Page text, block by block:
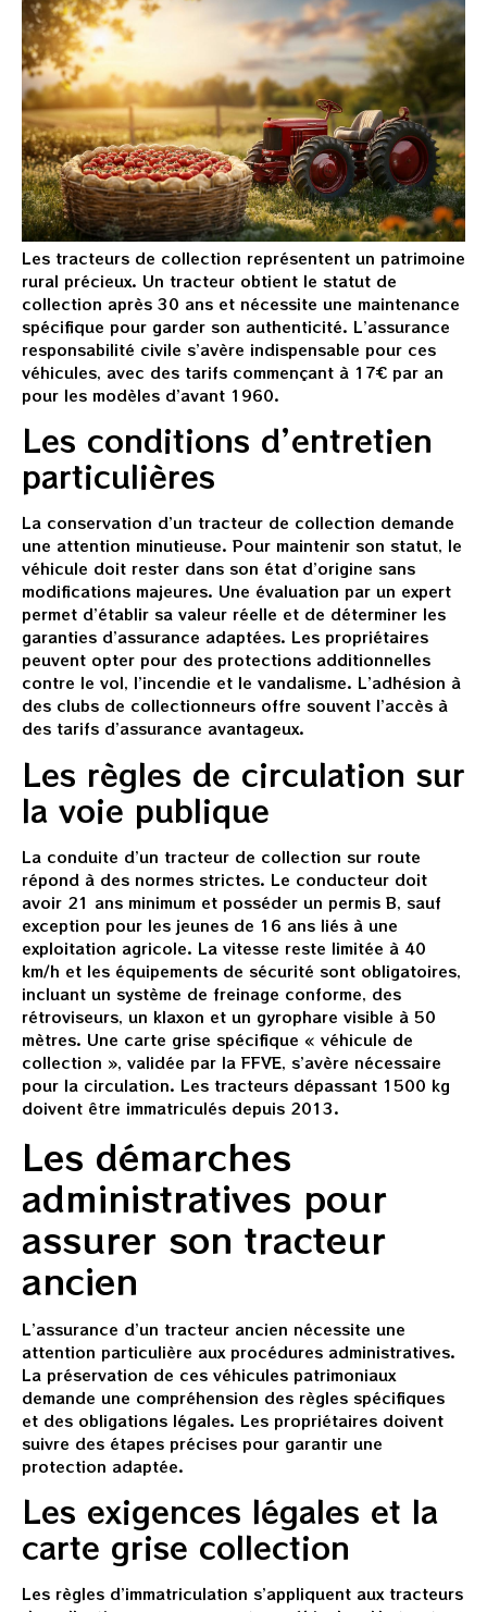
Les tracteurs de collection représentent un patrimoine
rural précieux. Un tracteur obtient le statut de
collection après 30 ans et nécessite une maintenance
spécifique pour garder son authenticité. L’assurance
responsabilité civile s’avère indispensable pour ces
véhicules, avec des tarifs commençant à 17€ par an
pour les modèles d’avant 1960.
Les conditions d’entretien
particulières
La conservation d’un tracteur de collection demande
une attention minutieuse. Pour maintenir son statut, le
véhicule doit rester dans son état d’origine sans
modifications majeures. Une évaluation par un expert
permet d’établir sa valeur réelle et de déterminer les
garanties d’assurance adaptées. Les propriétaires
peuvent opter pour des protections additionnelles
contre le vol, l’incendie et le vandalisme. L’adhésion à
des clubs de collectionneurs offre souvent l’accès à
des tarifs d’assurance avantageux.
Les règles de circulation sur
la voie publique
La conduite d’un tracteur de collection sur route
répond à des normes strictes. Le conducteur doit
avoir 21 ans minimum et posséder un permis B, sauf
exception pour les jeunes de 16 ans liés à une
exploitation agricole. La vitesse reste limitée à 40
km/h et les équipements de sécurité sont obligatoires,
incluant un système de freinage conforme, des
rétroviseurs, un klaxon et un gyrophare visible à 50
mètres. Une carte grise spécifique « véhicule de
collection », validée par la FFVE, s’avère nécessaire
pour la circulation. Les tracteurs dépassant 1500 kg
doivent être immatriculés depuis 2013.
Les démarches
administratives pour
assurer son tracteur
ancien
L’assurance d’un tracteur ancien nécessite une
attention particulière aux procédures administratives.
La préservation de ces véhicules patrimoniaux
demande une compréhension des règles spécifiques
et des obligations légales. Les propriétaires doivent
suivre des étapes précises pour garantir une
protection adaptée.
Les exigences légales et la
carte grise collection
Les règles d’immatriculation s’appliquent aux tracteurs